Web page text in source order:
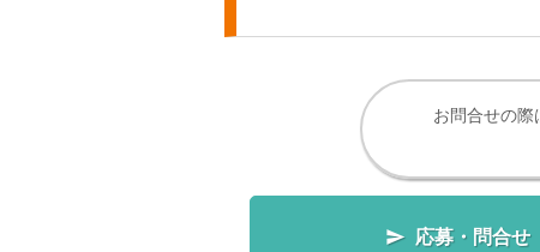
お問合せの際
 応募・問合せ